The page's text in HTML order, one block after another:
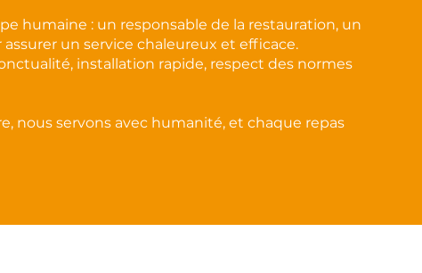
humaine : un responsable de la restauration, un
un service chaleureux et efficace.
installation rapide, respect des normes
nous servons avec humanité, et chaque repas